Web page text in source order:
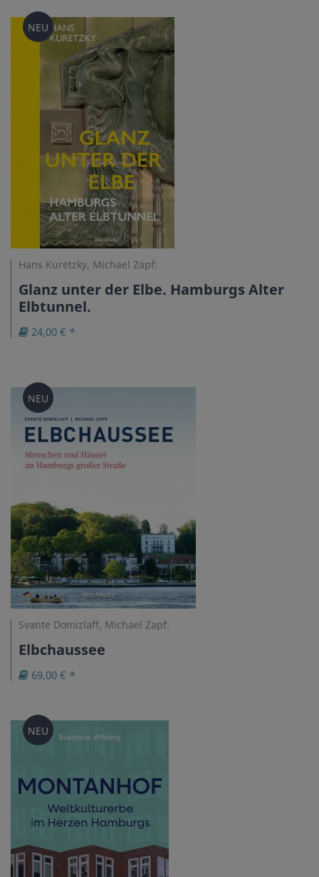
NEU
Hans Kuretzky, Michael Zapf:
Glanz unter der Elbe. Hamburgs Alter
Elbtunnel.
24,00 € *
NEU
Svante Domizlaff, Michael Zapf:
Elbchaussee
69,00 € *
NEU